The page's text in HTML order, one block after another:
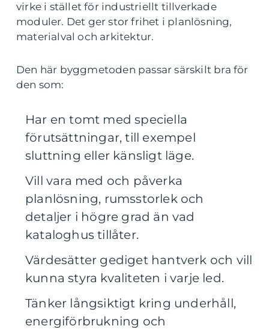
virke i stället för industriellt tillverkade
moduler. Det ger stor frihet i planlösning,
materialval och arkitektur.
Den här byggmetoden passar särskilt bra för
den som:
Har en tomt med speciella
förutsättningar, till exempel
sluttning eller känsligt läge.
Vill vara med och påverka
planlösning, rumsstorlek och
detaljer i högre grad än vad
kataloghus tillåter.
Värdesätter gediget hantverk och vill
kunna styra kvaliteten i varje led.
Tänker långsiktigt kring underhåll,
energiförbrukning och